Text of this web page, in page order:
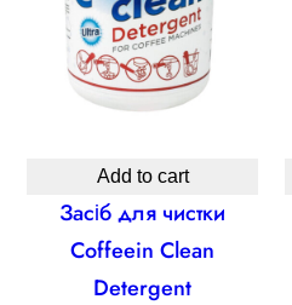
Add to cart
Засіб для чистки
Coffeein Clean
Detergent